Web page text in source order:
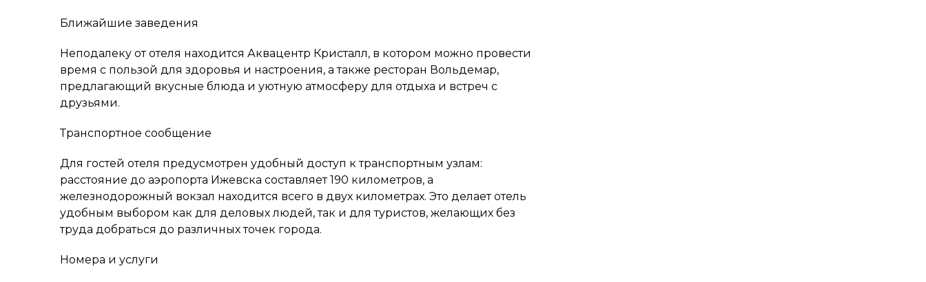
Ближайшие заведения
Неподалеку от отеля находится Аквацентр Кристалл, в котором можно провести
время с пользой для здоровья и настроения, а также ресторан Вольдемар,
предлагающий вкусные блюда и уютную атмосферу для отдыха и встреч с
друзьями.
Транспортное сообщение
Для гостей отеля предусмотрен удобный доступ к транспортным узлам:
расстояние до аэропорта Ижевска составляет 190 километров, а
железнодорожный вокзал находится всего в двух километрах. Это делает отель
удобным выбором как для деловых людей, так и для туристов, желающих без
труда добраться до различных точек города.
Номера и услуги